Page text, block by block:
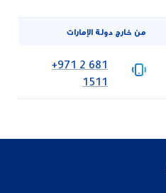
من خارج دولة الإمارات
‎+971 2 681
1511